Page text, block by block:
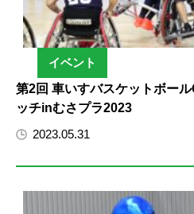
イベント
第2回 車いすバスケットボー
ッチinむさプラ2023
2023.05.31